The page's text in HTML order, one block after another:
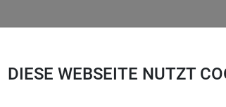
DIESE WEBSEITE NUTZT